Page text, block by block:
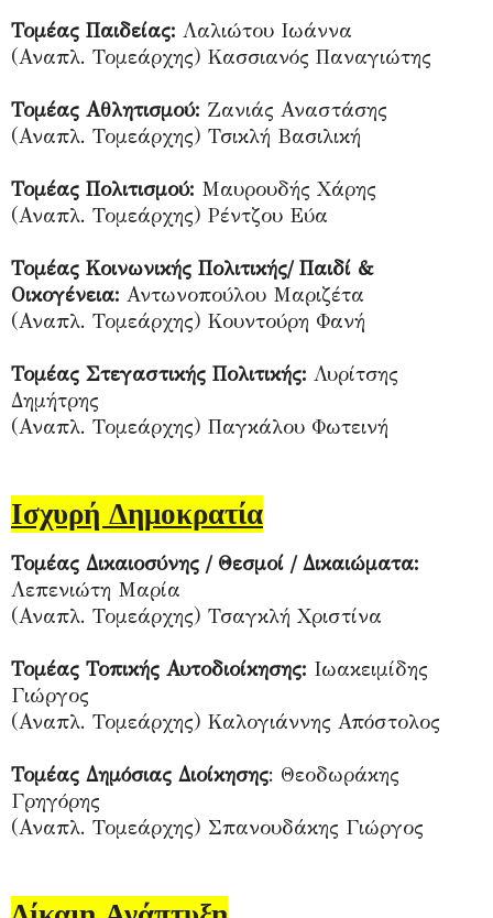
Τομέας Παιδείας: Λαλιώτου Ιωάννα
(Αναπλ. Τομεάρχης) Κασσιανός Παναγιώτης
Τομέας Αθλητισμού: Ζανιάς Αναστάσης
(Αναπλ. Τομεάρχης) Τσικλή Βασιλική
Τομέας Πολιτισμού: Μαυρουδής Χάρης
(Αναπλ. Τομεάρχης) Ρέντζου Εύα
Τομέας Κοινωνικής Πολιτικής/ Παιδί &
Οικογένεια: Αντωνοπούλου Μαριζέτα
(Αναπλ. Τομεάρχης) Κουντούρη Φανή
Τομέας Στεγαστικής Πολιτικής: Λυρίτσης
Δημήτρης
(Αναπλ. Τομεάρχης) Παγκάλου Φωτεινή
Ισχυρή Δημοκρατία
Τομέας Δικαιοσύνης / Θεσμοί / Δικαιώματα:
Λεπενιώτη Μαρία
(Αναπλ. Τομεάρχης) Τσαγκλή Χριστίνα
Τομέας Τοπικής Αυτοδιοίκησης: Ιωακειμίδης
Γιώργος
(Αναπλ. Τομεάρχης) Καλογιάννης Απόστολος
Τομέας Δημόσιας Διοίκησης: Θεοδωράκης
Γρηγόρης
(Αναπλ. Τομεάρχης) Σπανουδάκης Γιώργος